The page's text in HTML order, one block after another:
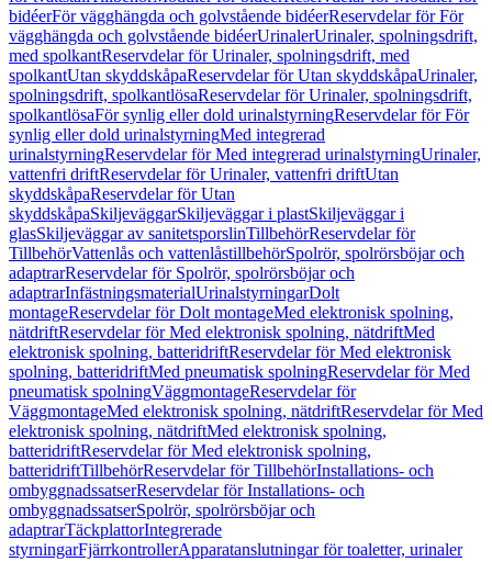
bidéerFör vägghängda och golvstående bidéerReservdelar för För
vägghängda och golvstående bidéerUrinalerUrinaler, spolningsdrift,
med spolkantReservdelar för Urinaler, spolningsdrift, med
spolkantUtan skyddskåpaReservdelar för Utan skyddskåpaUrinaler,
spolningsdrift, spolkantlösaReservdelar för Urinaler, spolningsdrift,
spolkantlösaFör synlig eller dold urinalstyrningReservdelar för För
synlig eller dold urinalstyrningMed integrerad
urinalstyrningReservdelar för Med integrerad urinalstyrningUrinaler,
vattenfri driftReservdelar för Urinaler, vattenfri driftUtan
skyddskåpaReservdelar för Utan
skyddskåpaSkiljeväggarSkiljeväggar i plastSkiljeväggar i
glasSkiljeväggar av sanitetsporslinTillbehörReservdelar för
TillbehörVattenlås och vattenlåstillbehörSpolrör, spolrörsböjar och
adaptrarReservdelar för Spolrör, spolrörsböjar och
adaptrarInfästningsmaterialUrinalstyrningarDolt
montageReservdelar för Dolt montageMed elektronisk spolning,
nätdriftReservdelar för Med elektronisk spolning, nätdriftMed
elektronisk spolning, batteridriftReservdelar för Med elektronisk
spolning, batteridriftMed pneumatisk spolningReservdelar för Med
pneumatisk spolningVäggmontageReservdelar för
VäggmontageMed elektronisk spolning, nätdriftReservdelar för Med
elektronisk spolning, nätdriftMed elektronisk spolning,
batteridriftReservdelar för Med elektronisk spolning,
batteridriftTillbehörReservdelar för TillbehörInstallations- och
ombyggnadssatserReservdelar för Installations- och
ombyggnadssatserSpolrör, spolrörsböjar och
adaptrarTäckplattorIntegrerade
styrningarFjärrkontrollerApparatanslutningar för toaletter, urinaler